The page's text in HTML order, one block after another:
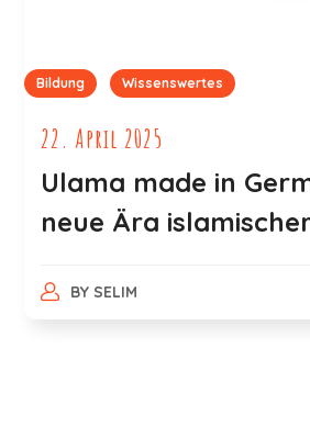
Bildung Wissenswertes
22. April 2025
Ulama made in
neue Ära
BY SELIM